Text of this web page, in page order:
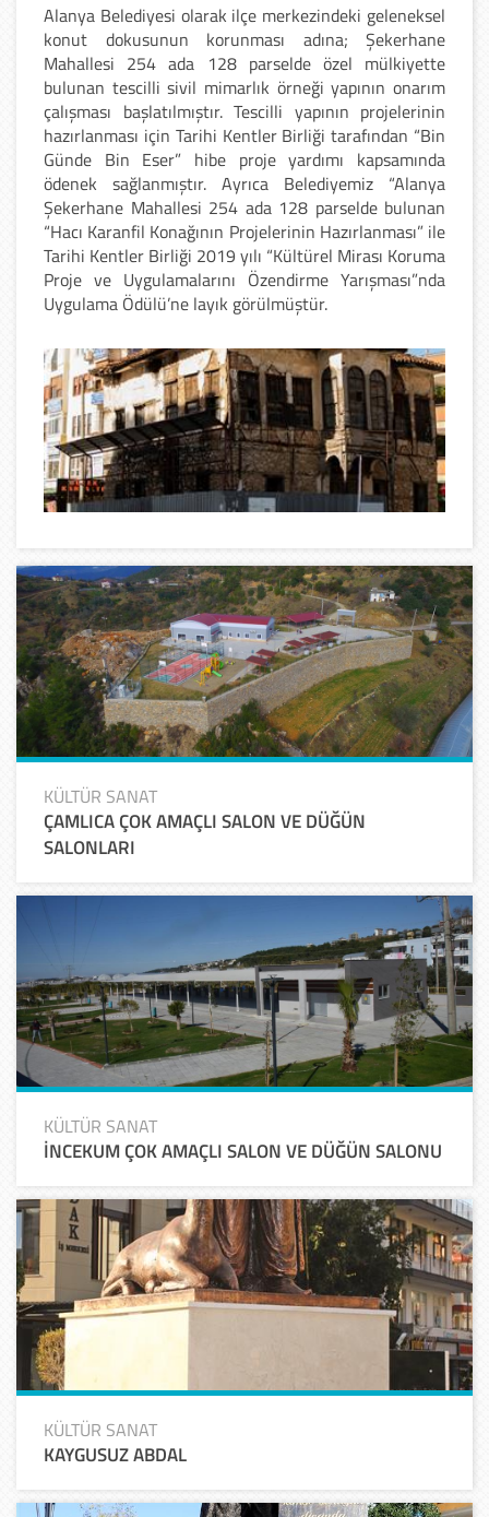
Alanya Belediyesi olarak ilçe merkezindeki geleneksel
konut dokusunun korunması adına; Şekerhane
Mahallesi 254 ada 128 parselde özel mülkiyette
bulunan tescilli sivil mimarlık örneği yapının onarım
çalışması başlatılmıştır. Tescilli yapının projelerinin
hazırlanması için Tarihi Kentler Birliği tarafından “Bin
Günde Bin Eser” hibe proje yardımı kapsamında
ödenek sağlanmıştır. Ayrıca Belediyemiz “Alanya
Şekerhane Mahallesi 254 ada 128 parselde bulunan
“Hacı Karanfil Konağının Projelerinin Hazırlanması” ile
Tarihi Kentler Birliği 2019 yılı “Kültürel Mirası Koruma
Proje ve Uygulamalarını Özendirme Yarışması”nda
Uygulama Ödülü’ne layık görülmüştür.
KÜLTÜR SANAT
ÇAMLICA ÇOK AMAÇLI SALON VE DÜĞÜN
SALONLARI
KÜLTÜR SANAT
İNCEKUM ÇOK AMAÇLI SALON VE DÜĞÜN SALONU
KÜLTÜR SANAT
KAYGUSUZ ABDAL